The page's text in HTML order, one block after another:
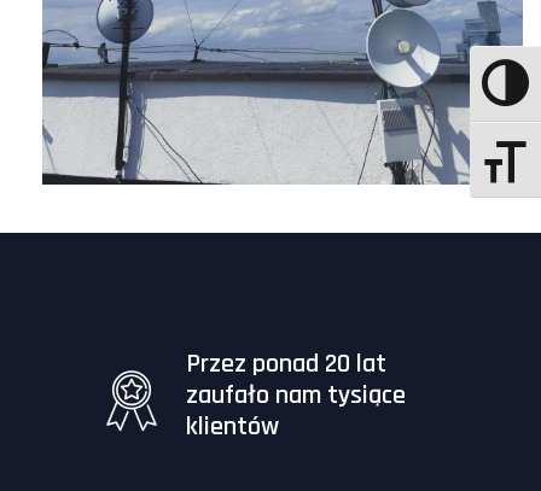
Przez ponad 20 lat
zaufało nam tysiące
klientów